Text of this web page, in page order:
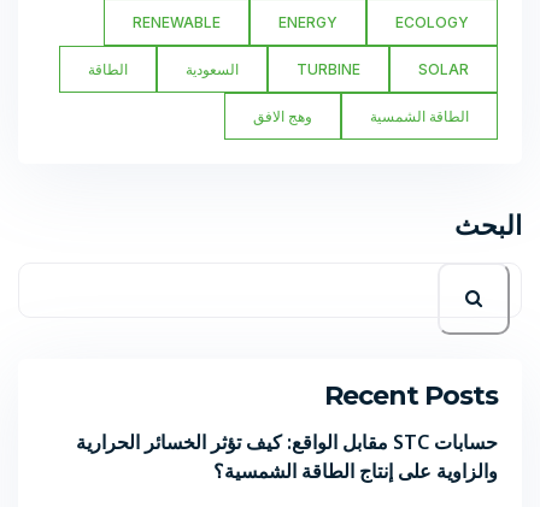
ECOLOGY
ENERGY
RENEWABLE
SOLAR
TURBINE السعودية الطاقة
الطاقة الشمسية وهج الافق
البحث
Recent Posts
حسابات STC مقابل الواقع: كيف تؤثر الخسائر الحرارية
والزاوية على إنتاج الطاقة الشمسية؟